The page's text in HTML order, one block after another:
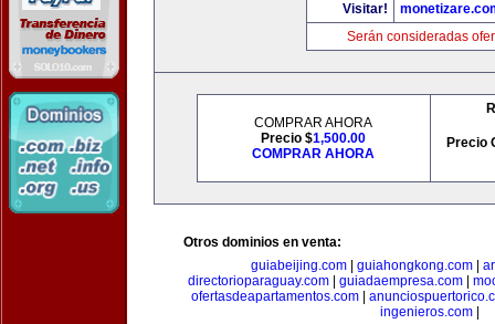
Visitar!
Serán consideradas
COMPRAR AHORA
Precio $1,500.00
COMPRAR AHORA
Precio
Otros dominios en venta:
guiabeijing.com
guiahongkong.com
directorioparaguay.com| guiadaempresa.com|
ofertasdeapartamentos.com
ingenieros.com